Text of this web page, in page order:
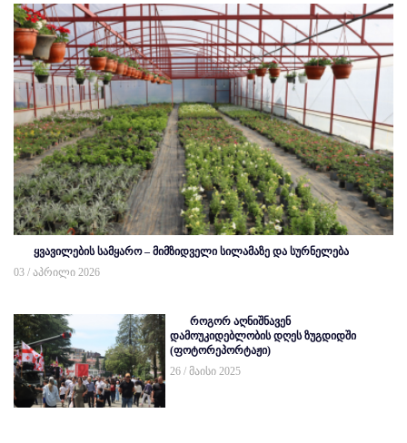
ყვავილების სამყარო – მიმზიდველი სილამაზე და სურნელება
03 / აპრილი 2026
როგორ აღნიშნავენ
დამოუკიდებლობის დღეს ზუგდიდში
(ფოტორეპორტაჟი)
26 / მაისი 2025